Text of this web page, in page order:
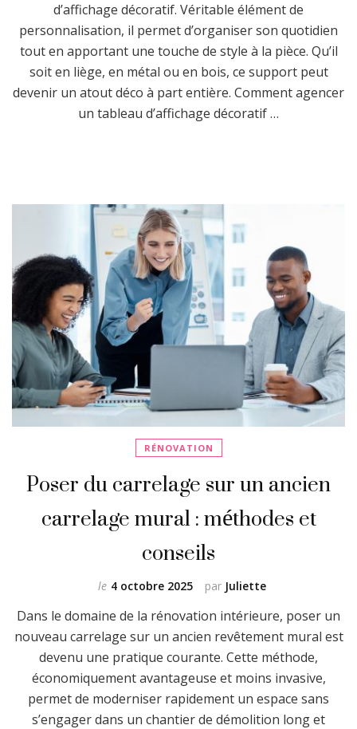
d’affichage décoratif. Véritable élément de
personnalisation, il permet d’organiser son quotidien
tout en apportant une touche de style à la pièce. Qu’il
soit en liège, en métal ou en bois, ce support peut
devenir un atout déco à part entière. Comment agencer
un tableau d’affichage décoratif …
RÉNOVATION
Poser du carrelage sur un ancien
carrelage mural : méthodes et
conseils
par Juliette
le 4 octobre 2025
Dans le domaine de la rénovation intérieure, poser un
nouveau carrelage sur un ancien revêtement mural est
devenu une pratique courante. Cette méthode,
économiquement avantageuse et moins invasive,
permet de moderniser rapidement un espace sans
s’engager dans un chantier de démolition long et